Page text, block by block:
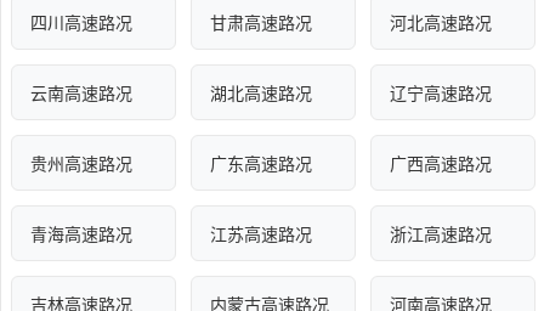
四川高速路况 甘肃高速路况 河北高速路况
云南高速路况 湖北高速路况 辽宁高速路况
贵州高速路况 广东高速路况 广西高速路况
青海高速路况 江苏高速路况 浙江高速路况
吉林高速路况 内蒙古高速路况 河南高速路况